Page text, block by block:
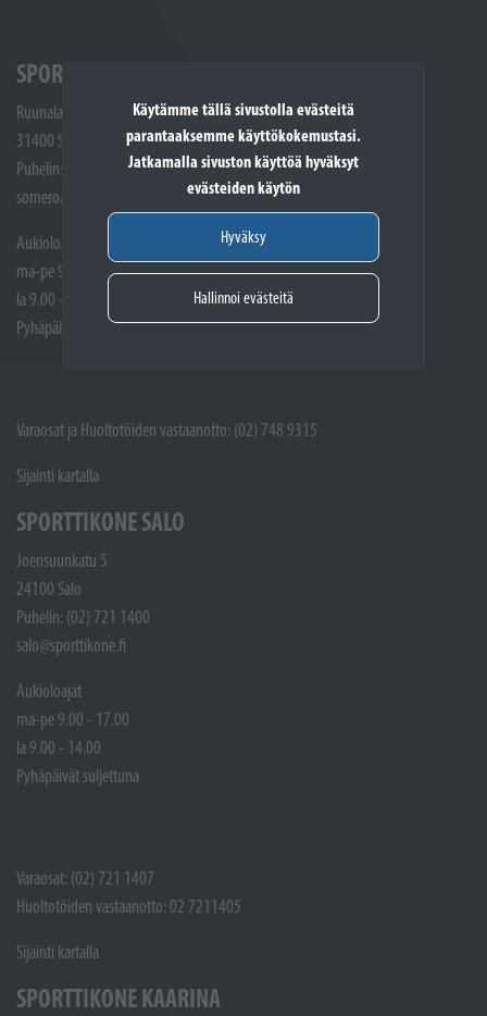
Käytämme tällä sivustolla evästeitä
parantaaksemme käyttökokemustasi.
Jatkamalla sivuston käyttöä hyväksyt
evästeiden käytön
Hyväksy
Hallinnoi evästeitä
SPORTTIKONE SOMERO
Ruunalantie 5
31400 Somero
Puhelin: (02) 748 9300
somero@sporttikone.fi
Aukioloajat
ma-pe 9.00 - 17.00
la 9.00 - 14.00
Pyhäpäivät suljettuna
Varaosat ja Huoltotöiden vastaanotto: (02) 748 9315
Sijainti kartalla
SPORTTIKONE SALO
Joensuunkatu 5
24100 Salo
Puhelin: (02) 721 1400
salo@sporttikone.fi
Aukioloajat
ma-pe 9.00 - 17.00
la 9.00 - 14.00
Pyhäpäivät suljettuna
Varaosat: (02) 721 1407
Huoltotöiden vastaanotto: 02 7211405
Sijainti kartalla
SPORTTIKONE KAARINA